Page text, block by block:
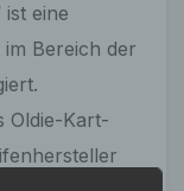
ist eine
Bereich der
Oldie-Kart-